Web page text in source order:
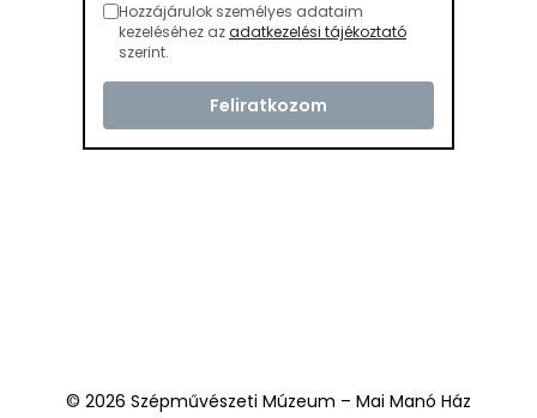
Hozzájárulok személyes adataim
kezeléséhez azadatkezelési tájékoztató
szerint.
© 2026 Szépművészeti Múzeum – Mai Manó Ház